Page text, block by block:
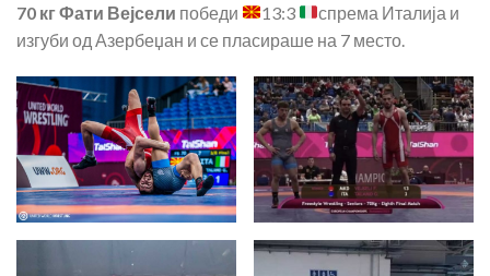
70 кг Фати Вејсели победи 13:3
спрема Италија и
изгуби од Азербеџан и се пласираше на 7 место.